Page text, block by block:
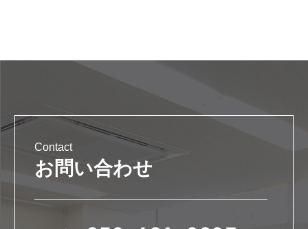
Contact
お問い合わせ